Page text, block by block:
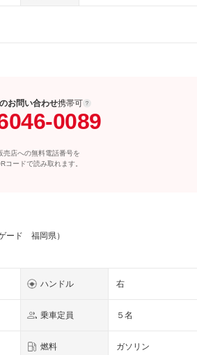
お問い合わせ携帯可
0089
売店への無料電話番号を
コードで読み取れます。
ード 福岡県）
ハンドル 右
乗車定員 ５名
燃料 ガソリン